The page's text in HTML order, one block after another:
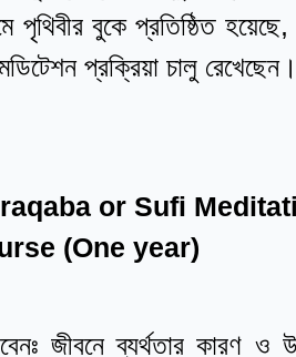
পৃথিবীর বুকে প্রতিষ্ঠিত
প্রক্রিয়া চালু রেখেছেন।
or Sufi
(One year)
জীবনে ব্যর্থতার কারণ